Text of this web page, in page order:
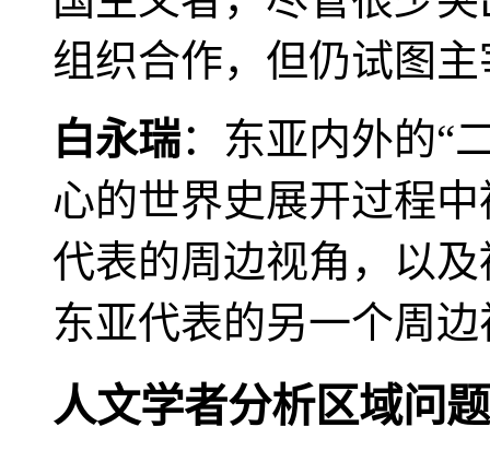
组织合作，但仍试图
白永瑞：东亚内外的“
心的世界史展开过程
代表的周边视角，以
东亚代表的另一个周
人文学者分析区域问题